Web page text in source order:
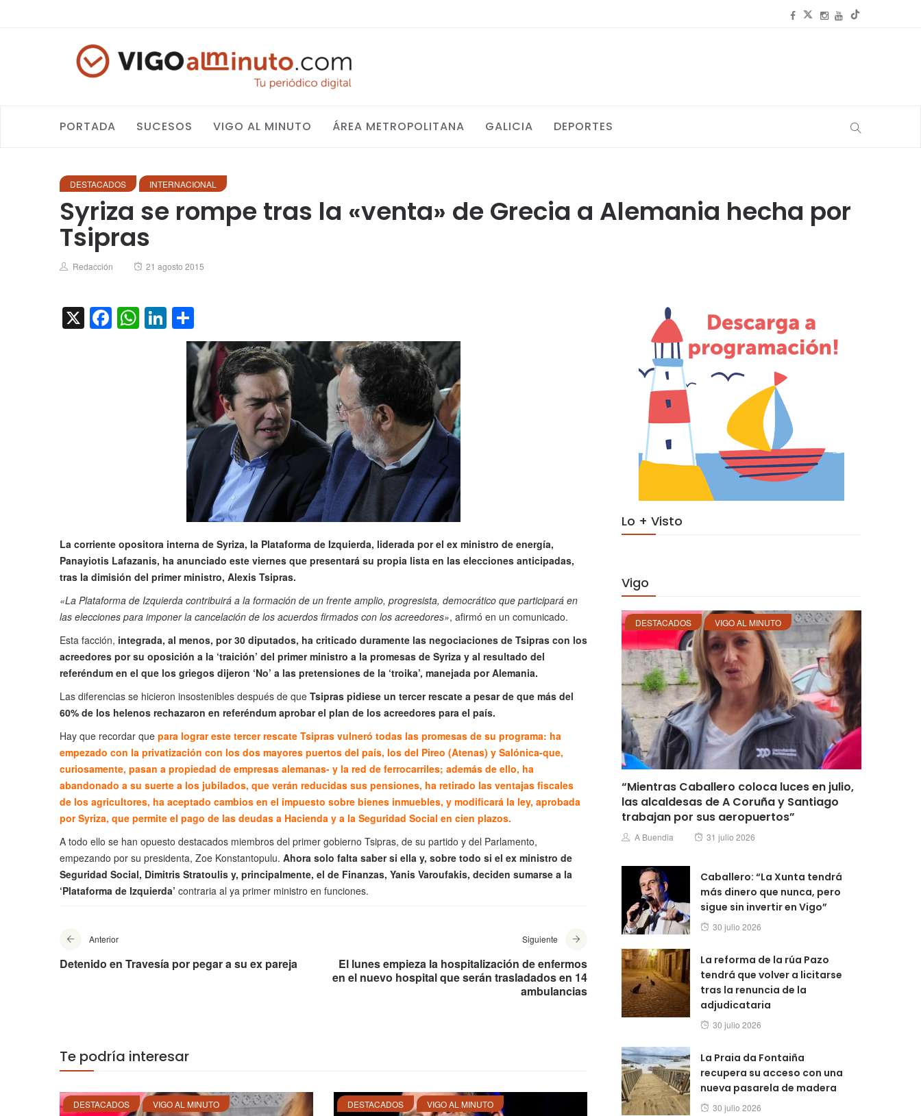
PORTADA SUCESOS VIGO AL MINUTO ÁREA METROPOLITANA GALICIA DEPORTES
DESTACADOS INTERNACIONAL
Syriza se rompe tras la «venta» de Grecia a Alemania hecha por
Tsipras
Author
Redacción
Posted
21 agosto 2015
X Facebook
WhatsApp
LinkedIn
La corriente opositora interna de Syriza, la Plataforma de Izquierda, liderada por el ex ministro de energía,
Panayiotis Lafazanis, ha anunciado este viernes que presentará su propia lista en las elecciones anticipadas,
tras la dimisión del primer ministro, Alexis Tsipras.
«La Plataforma de Izquierda contribuirá a la formación de un frente amplio, progresista, democrático que participará en
las elecciones para imponer la cancelación de los acuerdos firmados con los acreedores», afirmó en un comunicado.
Esta facción, integrada, al menos, por 30 diputados, ha criticado duramente las negociaciones de Tsipras con los
acreedores por su oposición a la ‘traición’ del primer ministro a la promesas de Syriza y al resultado del
referéndum en el que los griegos dijeron ‘No’ a las pretensiones de la ‘troika’, manejada por Alemania.
Las diferencias se hicieron insostenibles después de que Tsipras pidiese un tercer rescate a pesar de que más del
60% de los helenos rechazaron en referéndum aprobar el plan de los acreedores para el país.
Hay que recordar que para lograr este tercer rescate Tsipras vulneró todas las promesas de su programa: ha
empezado con la privatización con los dos mayores puertos del país, los del Pireo (Atenas) y Salónica-que,
curiosamente, pasan a propiedad de empresas alemanas- y la red de ferrocarriles; además de ello, ha
abandonado a su suerte a los jubilados, que verán reducidas sus pensiones, ha retirado las ventajas fiscales
de los agricultores, ha aceptado cambios en el impuesto sobre bienes inmuebles, y modificará la ley, aprobada
por Syriza, que permite el pago de las deudas a Hacienda y a la Seguridad Social en cien plazos.
A todo ello se han opuesto destacados miembros del primer gobierno Tsipras, de su partido y del Parlamento,
empezando por su presidenta, Zoe Konstantopulu. Ahora solo falta saber si ella y, sobre todo si el ex ministro de
Seguridad Social, Dimitris Stratoulis y, principalmente, el de Finanzas, Yanis Varoufakis, deciden sumarse a la
‘Plataforma de Izquierda’ contraria al ya primer ministro en funciones.
Anterior
Detenido en Travesía por pegar a su ex pareja
Siguiente
El lunes empieza la hospitalización de enfermos
en el nuevo hospital que serán trasladados en 14
ambulancias
Te podría interesar
DESTACADOS VIGO AL MINUTO DESTACADOS VIGO AL MINUTO
Lo + Visto
Vigo
DESTACADOS VIGO AL MINUTO
“Mientras Caballero coloca luces en julio,
las alcaldesas de A Coruña y Santiago
trabajan por sus aeropuertos”
Author
A Buendia
Posted
31 julio 2026
Caballero: “La Xunta tendrá
más dinero que nunca, pero
sigue sin invertir en Vigo”
Posted
30 julio 2026
La reforma de la rúa Pazo
tendrá que volver a licitarse
tras la renuncia de la
adjudicataria
Posted
30 julio 2026
La Praia da Fontaiña
recupera su acceso con una
nueva pasarela de madera
Posted
30 julio 2026